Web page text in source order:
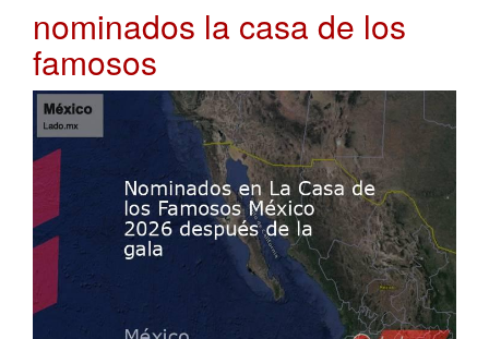
nominados la casa de los
famosos